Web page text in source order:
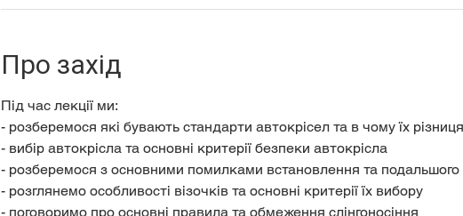
Про захід
Під час лекції ми:
- розберемося які бувають стандарти автокрісел та в чому їх різниця
- вибір автокрісла та основні критерії безпеки автокрісла
- розберемося з основними помилками встановлення та подальшого
- розглянемо особливості візочків та основні критерії їх вибору
- поговоримо про основні правила та обмеження слінгоносіння